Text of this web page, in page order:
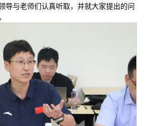
导与老师们认真听取，并就大家提出的问